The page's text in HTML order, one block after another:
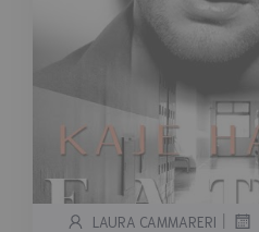
LAURA CAMMARERI |